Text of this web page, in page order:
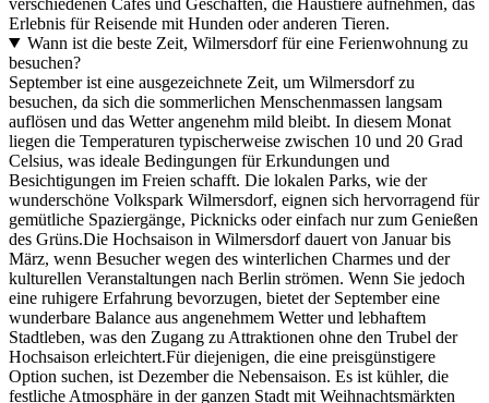
Erlebnis für Reisende mit Hunden oder anderen Tieren.
Wann ist die beste Zeit, Wilmersdorf für eine Ferienwohnung zu
besuchen?
September ist eine ausgezeichnete Zeit, um Wilmersdorf zu
besuchen, da sich die sommerlichen Menschenmassen langsam
auflösen und das Wetter angenehm mild bleibt. In diesem Monat
liegen die Temperaturen typischerweise zwischen 10 und 20 Grad
Celsius, was ideale Bedingungen für Erkundungen und
Besichtigungen im Freien schafft. Die lokalen Parks, wie der
wunderschöne Volkspark Wilmersdorf, eignen sich hervorragend für
gemütliche Spaziergänge, Picknicks oder einfach nur zum Genießen
des Grüns.Die Hochsaison in Wilmersdorf dauert von Januar bis
März, wenn Besucher wegen des winterlichen Charmes und der
kulturellen Veranstaltungen nach Berlin strömen. Wenn Sie jedoch
eine ruhigere Erfahrung bevorzugen, bietet der September eine
wunderbare Balance aus angenehmem Wetter und lebhaftem
Stadtleben, was den Zugang zu Attraktionen ohne den Trubel der
Hochsaison erleichtert.Für diejenigen, die eine preisgünstigere
Option suchen, ist Dezember die Nebensaison. Es ist kühler, die
festliche Atmosphäre in der ganzen Stadt mit Weihnachtsmärkten